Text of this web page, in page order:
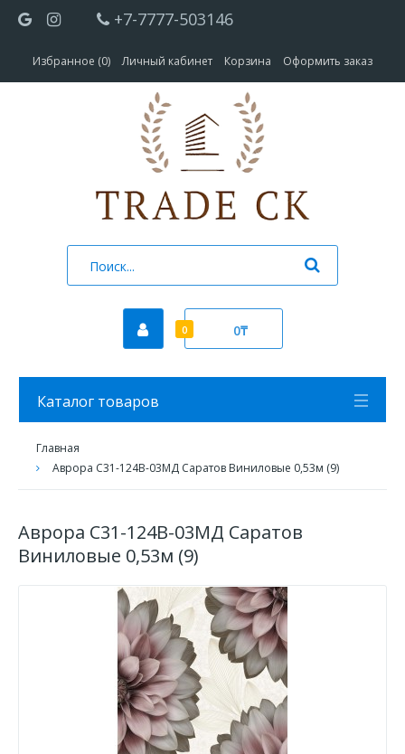
+7-7777-503146
Избранное (0) Личный кабинет Корзина Оформить заказ
0 0₸
Каталог товаров
Главная
Аврора С31-124В-03МД Саратов Виниловые 0,53м (9)
Аврора С31-124В-03МД Саратов
Виниловые 0,53м (9)